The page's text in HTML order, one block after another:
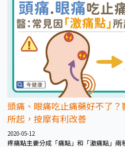
頭痛、眼痛吃止痛藥好不了？
所起，按摩有利改善
2020-05-12
疼痛點主要分成「痛點」和「激痛點」兩